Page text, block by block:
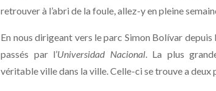
retrouver à l’abri de la foule, allez-y en pleine
En nous dirigeant vers le parc Simon Bolívar
passés par l’Universidad Nacional. La plus
véritable ville dans la ville. Celle-ci se trouve a deux